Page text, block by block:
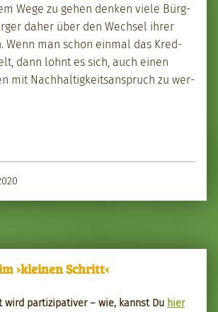
Wege zu gehen denken viele Bürg­
daher über den Wech­sel ihrer
Wenn man schon ein­mal das Kred­
dann lohnt es sich, auch einen
mit Nach­haltigkeit­sanspruch zu wer­
›kleinen Schritt‹
wird par­tizipa­tiv­er – wie, kannst Du hier